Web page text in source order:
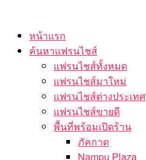
content
หน้าแรก
ค้นหาแฟรนไชส์
แฟรนไชส์ทั้งหมด
แฟรนไชส์มาใหม่
แฟรนไชส์ต่างประเทศ
แฟรนไชส์ขายดี
พื้นที่พร้อมเปิดร้าน
ภัคกาด
Nampu Plaza